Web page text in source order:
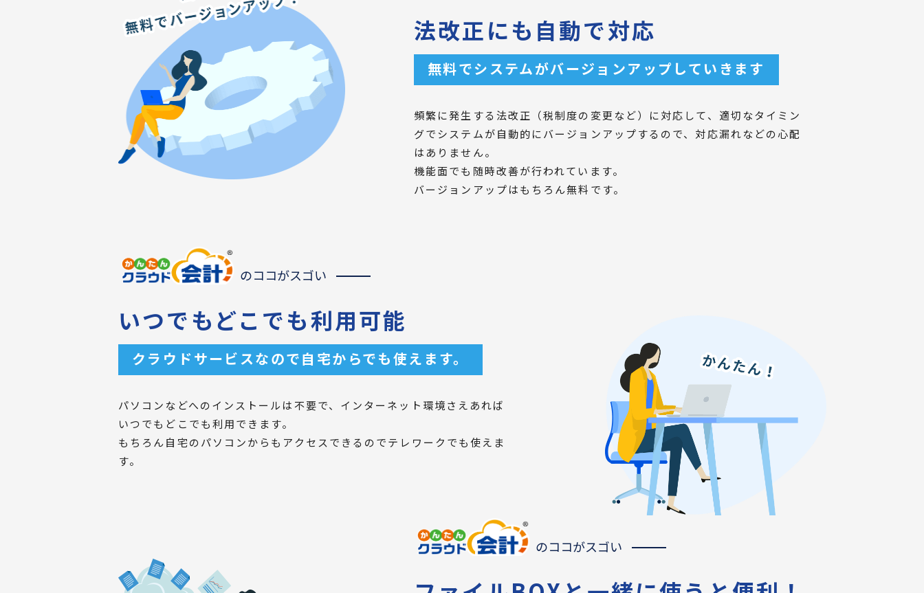
法改正にも自動で対応
無料でシステムがバージョンアップしていきます
頻繁に発生する法改正（税制度の変更など）に対応して、適切なタイミン
グでシステムが自動的にバージョンアップするので、対応漏れなどの心配
はありません。
機能面でも随時改善が行われています。
バージョンアップはもちろん無料です。
のココがスゴい
いつでもどこでも利用可能
クラウドサービスなので自宅からでも使えます。
パソコンなどへのインストールは不要で、インターネット環境さえあれば
いつでもどこでも利用できます。
もちろん自宅のパソコンからもアクセスできるのでテレワークでも使えま
す。
のココがスゴい